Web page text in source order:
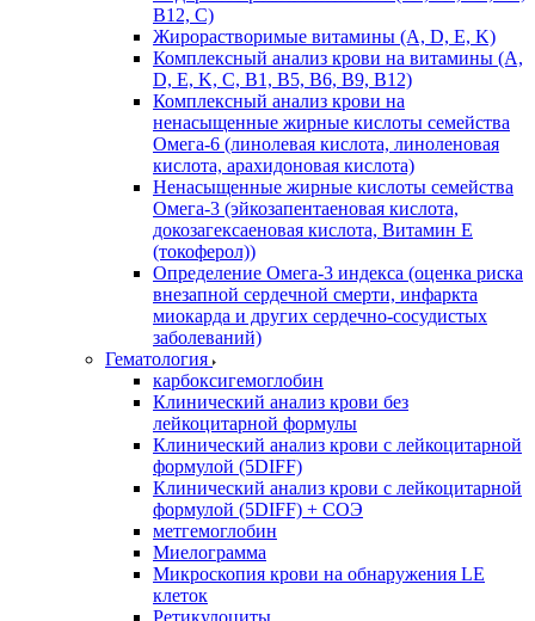
В12, С)
Жирорастворимые витамины (A, D, E, K)
Комплексный анализ крови на витамины (A,
D, E, K, C, B1, B5, B6, В9, B12)
Комплексный анализ крови на
ненасыщенные жирные кислоты семейства
Омега-6 (линолевая кислота, линоленовая
кислота, арахидоновая кислота)
Ненасыщенные жирные кислоты семейства
Омега-3 (эйкозапентаеновая кислота,
докозагексаеновая кислота, Витамин E
(токоферол))
Определение Омега-3 индекса (оценка риска
внезапной сердечной смерти, инфаркта
миокарда и других сердечно-сосудистых
заболеваний)
Гематология
карбоксигемоглобин
Клинический анализ крови без
лейкоцитарной формулы
Клинический анализ крови с лейкоцитарной
формулой (5DIFF)
Клинический анализ крови с лейкоцитарной
формулой (5DIFF) + СОЭ
метгемоглобин
Миелограмма
Микроскопия крови на обнаружения LE
клеток
Ретикулоциты